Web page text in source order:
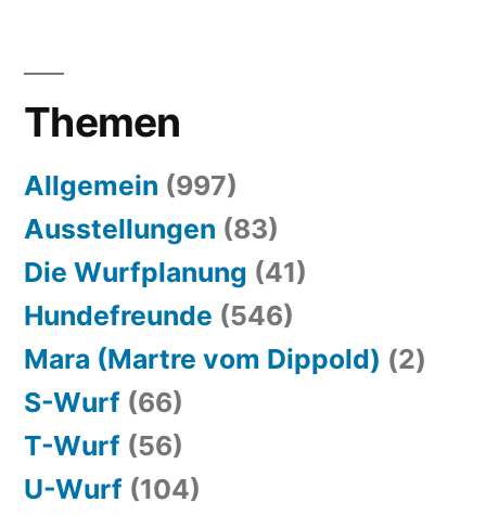
Themen
Allgemein (997)
Ausstellungen (83)
Die Wurfplanung (41)
Hundefreunde (546)
Mara (Martre vom Dippold) (2)
S-Wurf (66)
T-Wurf (56)
U-Wurf (104)